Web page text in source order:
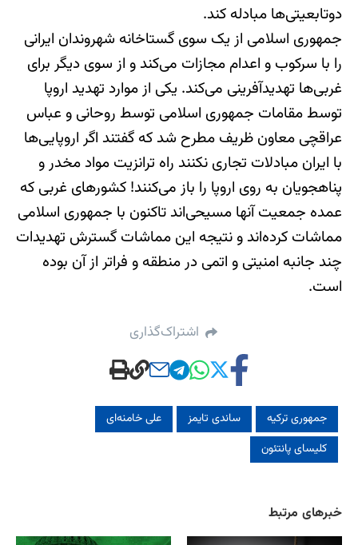
دوتابعیتی‌ها مبادله کند.
جمهوری اسلامی از یک سوی گستاخانه شهروندان ایرانی
را با سرکوب و اعدام مجازات می‌کند و از سوی دیگر برای
غربی‌ها تهدیدآفرینی می‌کند. یکی از موارد تهدید اروپا
توسط مقامات جمهوری اسلامی توسط روحانی و عباس
عراقچی معاون ظریف مطرح شد که گفتند اگر اروپایی‌ها
با ایران مبادلات تجاری نکنند راه ترانزیت مواد مخدر و
پناهجویان به روی اروپا را باز می‌کنند! کشورهای غربی که
عمده جمعیت آنها مسیحی‌اند تاکنون با جمهوری اسلامی
مماشات کرده‌اند و نتیجه این مماشات گسترش تهدیدات
چند جانبه امنیتی و اتمی در منطقه و فراتر از آن بوده
است.
اشتراک‌گذاری
جمهوری ترکیه ساندی تایمز
علی خامنه‌ای
کلیسای پانتئون‌
خبرهای مرتبط